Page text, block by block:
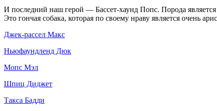
И последний наш герой — Бассет-хаунд Попс. Порода
Это гончая собака, которая по своему нраву является очень
Джек-рассел Макс
Ньюфаундленд Дюк
Мопс Мэл
Шпиц Диджет
Такса Бадди